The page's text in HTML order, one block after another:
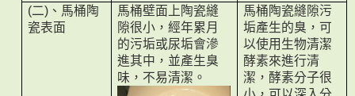
(二)、馬桶陶
瓷表面
馬桶壁面上陶瓷縫
隙很小，經年累月
的污垢或尿垢會滲
進其中，並產生臭
味，不易清潔。
馬桶陶瓷縫隙污
垢產生的臭，可
以使用生物清潔
酵素來進行清
潔，酵素分子很